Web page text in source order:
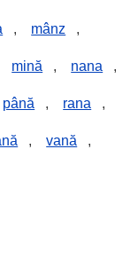
, mânz ,
mină , nana ,
până , rana ,
, vană ,